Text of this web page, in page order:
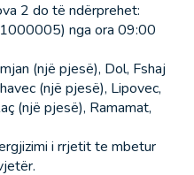
2 do të ndërprehet:
nga ora 09:00
(një pjesë), Dol, Fshaj
(një pjesë), Lipovec,
(një pjesë), Ramamat,
i rrjetit te mbetur